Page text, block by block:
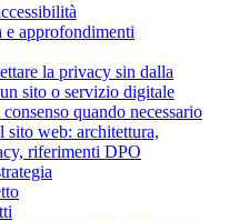
e approfondimenti
la privacy sin dalla
sito o servizio digitale
quando necessario
sito web: architettura,
riferimenti DPO